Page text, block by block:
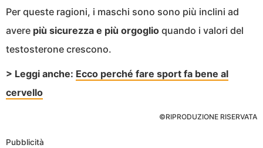
Per queste ragioni, i maschi sono sono più inclini ad
avere più sicurezza e più orgoglio quando i valori del
testosterone crescono.
> Leggi anche: Ecco perché fare sport fa bene al
cervello
©RIPRODUZIONE RISERVATA
Pubblicità